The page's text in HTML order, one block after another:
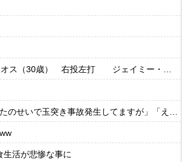
ジェイミー・ウェストブルック（29歳） 右投右打
いで玉突き事故発生してますが」「え!?」
活が悲惨な事に